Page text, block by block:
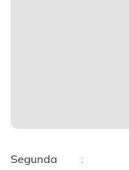
Segunda
: